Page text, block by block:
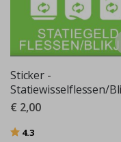
Sticker -
€ 2,00
Beoordeling:
4.3